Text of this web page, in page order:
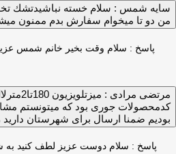
سايه شمس : سلام خسته نباشيدتشك
من دو تا ميخوام سفارش بدم ممنون
پاسخ : سلام وقت بخیر خانم شمس
مرتضی مرادی :
کدمحصولات جوری بود که میتونستم
بودیم ضمنا ارسال برای شهرستان
پاسخ :